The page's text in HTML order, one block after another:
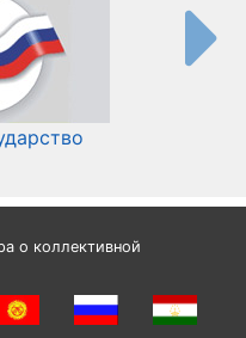
о коллективной